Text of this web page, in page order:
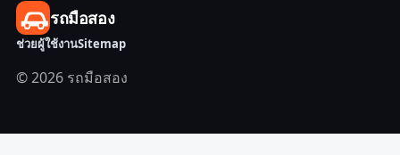
รถมือสอง
ช่วยผู้ใช้งานSitemap
© 2026 รถมือสอง